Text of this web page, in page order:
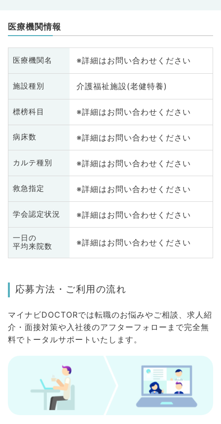
医療機関情報
医療機関名 ※詳細はお問い合わせください
施設種別 介護福祉施設(老健特養)
標榜科目 ※詳細はお問い合わせください
病床数 ※詳細はお問い合わせください
カルテ種別 ※詳細はお問い合わせください
救急指定 ※詳細はお問い合わせください
学会認定状況 ※詳細はお問い合わせください
一日の
平均来院数
※詳細はお問い合わせください
応募方法・ご利用の流れ
マイナビDOCTORでは転職のお悩みやご相談、求人紹
介・面接対策や入社後のアフターフォローまで完全無
料でトータルサポートいたします。